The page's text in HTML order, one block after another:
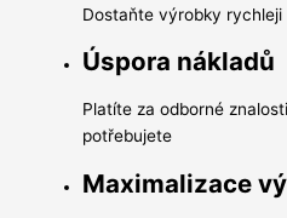
Dostaňte výrobky rychleji
Úspora nákladů
Platíte za odborné
potřebujete
Maximalizace